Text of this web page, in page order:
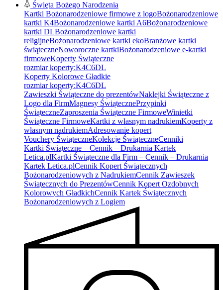
Święta Bożego Narodzenia
Kartki Bożonarodzeniowe firmowe z logoBożonarodzeniowe
kartki K4Bożonarodzeniowe kartki A6Bożonarodzeniowe
kartki DLBożonarodzeniowe kartki
religijneBożonarodzeniowe kartki ekoBranżowe kartki
świąteczneNoworoczne kartkiBożonarodzeniowe e-kartki
firmoweKoperty Świąteczne
rozmiar koperty:K4C6DL
Koperty Kolorowe Gładkie
rozmiar koperty:K4C6DL
Zawieszki Świąteczne do prezentówNaklejki Świąteczne z
Logo dla FirmMagnesy ŚwiątecznePrzypinki
ŚwiąteczneZaproszenia Świąteczne FirmoweWinietki
Świąteczne FirmoweKartki z własnym nadrukiemKoperty z
własnym nadrukiemAdresowanie kopert
Vouchery ŚwiąteczneKolekcje ŚwiąteczneCenniki
Kartki Świąteczne – Cennik – Drukarnia Kartek
Letica.plKartki Świąteczne dla Firm – Cennik – Drukarnia
Kartek Letica.plCennik Kopert Świątecznych
Bożonarodzeniowych z NadrukiemCennik Zawieszek
Świątecznych do PrezentówCennik Kopert Ozdobnych
Kolorowych GładkichCennik Kartek Świątecznych
Bożonarodzeniowych z Logiem